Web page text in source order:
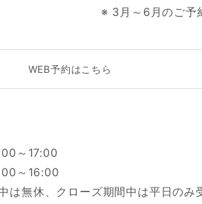
※ 3月～6月のご予
WEB予約はこちら
～17:00
～16:00
は無休、クローズ期間中は平日のみ